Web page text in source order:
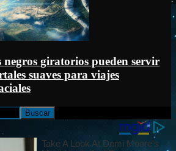
negros giratorios pueden servir
suaves para viajes